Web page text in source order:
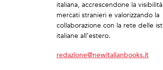
italiana, accrescendone la
mercati stranieri e valorizzando la
collaborazione con la rete delle
italiane all’estero.
redazione@newitalianbooks.it